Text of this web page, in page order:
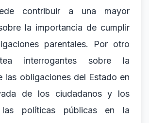
contribuir a una mayor
la importancia de cumplir
parentales. Por otro
interrogantes sobre la
las obligaciones del Estado en
de los ciudadanos y los
políticas públicas en la